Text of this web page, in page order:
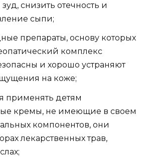
снизить отечность и
сыпи;
препараты, основу которых
комплекс
и хорошо устраняют
на коже;
применять детям
кремы, не имеющие в своем
компонентов, они
лекарственных трав,